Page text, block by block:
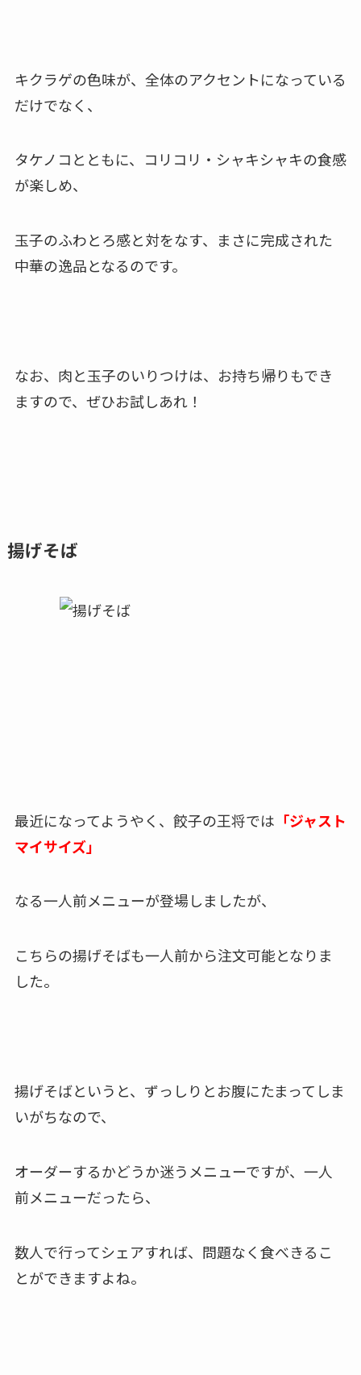
キクラゲの色味が、全体のアクセントになっている
だけでなく、
タケノコとともに、コリコリ・シャキシャキの食感
が楽しめ、
玉子のふわとろ感と対をなす、まさに完成された
中華の逸品となるのです。
なお、肉と玉子のいりつけは、お持ち帰りもでき
ますので、ぜひお試しあれ！
揚げそば
最近になってようやく、餃子の王将では 「ジャスト
マイサイズ」
なる一人前メニューが登場しましたが、
こちらの揚げそばも一人前から注文可能となりま
した。
揚げそばというと、ずっしりとお腹にたまってしま
いがちなので、
オーダーするかどうか迷うメニューですが、一人
前メニューだったら、
数人で行ってシェアすれば、問題なく食べきるこ
とができますよね。